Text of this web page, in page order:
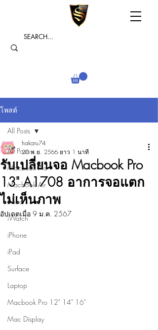
โพสต์
All Posts
Macbook Pro
Macbook Air
iMac
iWatch
iPhone
iPad
Surface
Laptop
Macbook Pro 12" 14" 16"
Mac Display
All Posts
รับเปลี่ยนจอ Macbook Pro
13" A1708 อาการจอแตก
ไม่เห็นภาพ
hakaru74
20 พ.ย. 2566 ยาว 1 นาที
อัปเดตเมื่อ 9 ม.ค. 2567